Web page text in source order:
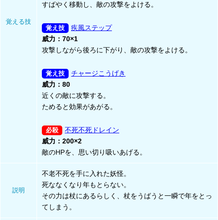
覚える技
すばやく移動し、敵の攻撃をよける。
疾風ステップ
威力：70×1
攻撃しながら後ろに下がり、敵の攻撃をよける。
チャージこうげき
威力：80
近くの敵に攻撃する。
ためると効果があがる。
不死不死ドレイン
威力：200×2
敵のHPを、思い切り吸いあげる。
説明
不老不死を手に入れた妖怪。
死ななくなり年もとらない。
その力は杖にあるらしく、杖をうばうと一瞬で年をとっ
てしまう。